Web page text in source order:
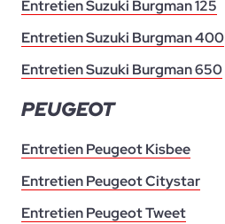
Entretien Suzuki Burgman 125
Entretien Suzuki Burgman 400
Entretien Suzuki Burgman 650
PEUGEOT
Entretien Peugeot Kisbee
Entretien Peugeot Citystar
Entretien Peugeot Tweet